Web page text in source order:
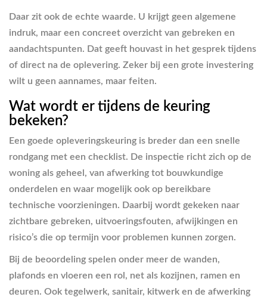
Daar zit ook de echte waarde. U krijgt geen algemene
indruk, maar een concreet overzicht van gebreken en
aandachtspunten. Dat geeft houvast in het gesprek tijdens
of direct na de oplevering. Zeker bij een grote investering
wilt u geen aannames, maar feiten.
Wat wordt er tijdens de keuring
bekeken?
Een goede opleveringskeuring is breder dan een snelle
rondgang met een checklist. De inspectie richt zich op de
woning als geheel, van afwerking tot bouwkundige
onderdelen en waar mogelijk ook op bereikbare
technische voorzieningen. Daarbij wordt gekeken naar
zichtbare gebreken, uitvoeringsfouten, afwijkingen en
risico’s die op termijn voor problemen kunnen zorgen.
Bij de beoordeling spelen onder meer de wanden,
plafonds en vloeren een rol, net als kozijnen, ramen en
deuren. Ook tegelwerk, sanitair, kitwerk en de afwerking